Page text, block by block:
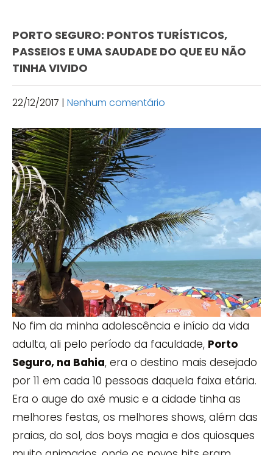
PORTO SEGURO: PONTOS TURÍSTICOS,
PASSEIOS E UMA SAUDADE DO QUE EU NÃO
TINHA VIVIDO
22/12/2017 | Nenhum comentário
No fim da minha adolescência e início da vida
adulta, ali pelo período da faculdade, Porto
Seguro, na Bahia, era o destino mais desejado
por 11 em cada 10 pessoas daquela faixa etária.
Era o auge do axé music e a cidade tinha as
melhores festas, os melhores shows, além das
praias, do sol, dos boys magia e dos quiosques